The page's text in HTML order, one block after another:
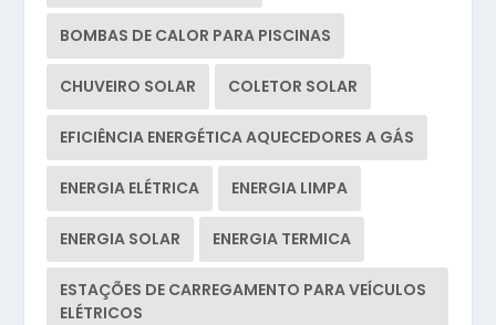
BOMBAS DE CALOR PARA PISCINAS
CHUVEIRO SOLAR COLETOR SOLAR
EFICIÊNCIA ENERGÉTICA AQUECEDORES A GÁS
ENERGIA ELÉTRICA ENERGIA LIMPA
ENERGIA SOLAR ENERGIA TERMICA
ESTAÇÕES DE CARREGAMENTO PARA VEÍCULOS
ELÉTRICOS